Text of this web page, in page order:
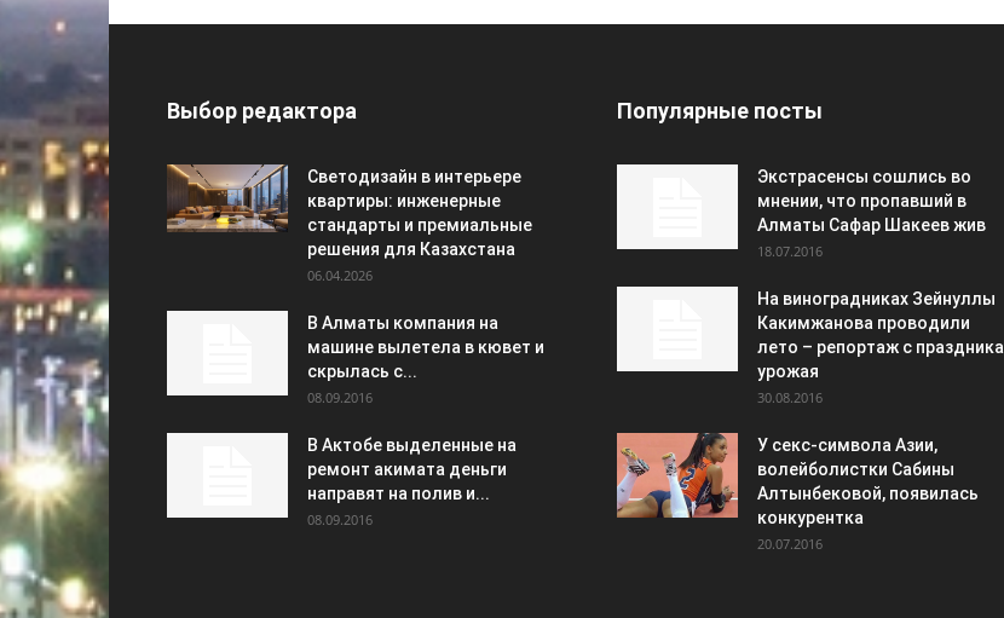
Выбор редактора
Светодизайн в интерьере
квартиры: инженерные
стандарты и премиальные
решения для Казахстана
06.04.2026
В Алматы компания на
машине вылетела в кювет и
скрылась с...
08.09.2016
В Актобе выделенные на
ремонт акимата деньги
направят на полив и...
08.09.2016
Популярные посты
Экстрасенсы сошлись во
мнении, что пропавший в
Алматы Сафар Шакеев жив
18.07.2016
На виноградниках Зейнуллы
Какимжанова проводили
лето – репортаж с праздника
урожая
30.08.2016
У секс-символа Азии,
волейболистки Сабины
Алтынбековой, появилась
конкурентка
20.07.2016